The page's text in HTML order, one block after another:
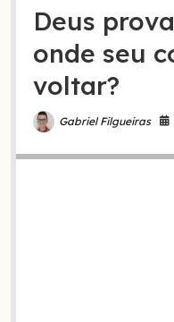
Deus
onde seu
voltar?
Gabriel Filgueiras